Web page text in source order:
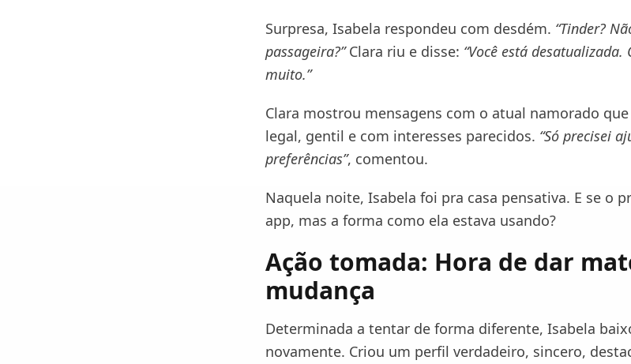
Surpresa, Isabela respondeu com desdém. “Tinder?
passageira?”Clara riu e disse: “Você está
muito.”
Clara mostrou mensagens com o atual namorado
legal, gentil e com interesses parecidos. “Só precisei
preferências”, comentou.
Naquela noite, Isabela foi pra casa pensativa. E se o
app, mas a forma como ela estava usando?
Ação tomada: Hora de dar
mudança
Determinada a tentar de forma diferente, Isabela
novamente. Criou um perfil verdadeiro, sincero,